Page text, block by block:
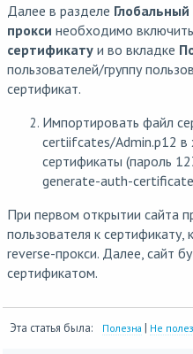
Далее в разделе
прокси необходимо
сертификату и во вкладке
пользователей/группу
сертификат.
Импортировать файл
certiifcates/Admin.p12 в
сертификаты (пароль
generate-auth-
При первом открытии сайта
пользователя к
reverse-прокси. Далее, сайт
сертификатом.
Эта статья была: Полезна | Не